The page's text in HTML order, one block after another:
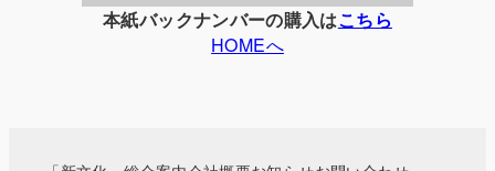
本紙バックナンバーの購入はこちら
HOMEへ